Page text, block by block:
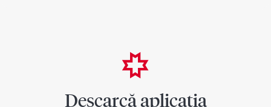
Descarcă aplicația